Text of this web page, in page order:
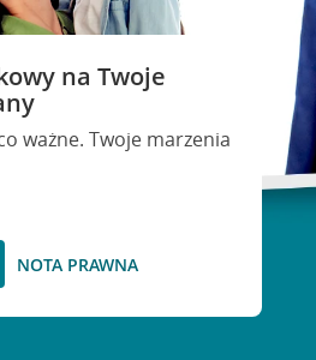
na Twoje
ważne. Twoje marzenia
NOTA PRAWNA